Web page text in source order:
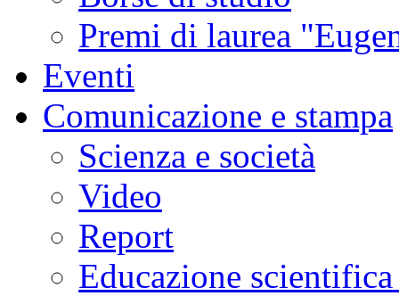
Premi di laurea
Eventi
Comunicazione e stampa
Scienza e società
Video
Report
Educazione